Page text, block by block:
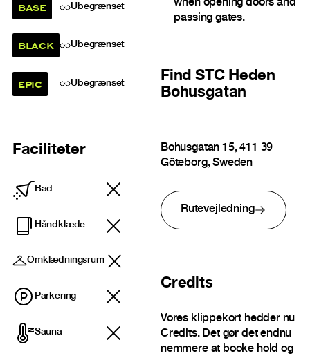
BASE Ubegrænset
BLACK Ubegrænset
EPIC Ubegrænset
Faciliteter
Bad
Håndklæde
Omklædningsrum
Parkering
Sauna
when opening doors and
passing gates.
FindSTC Heden
Bohusgatan
Bohusgatan 15, 411 39
Göteborg, Sweden
Rutevejledning
Credits
Vores klippekort hedder nu
Credits. Det gør det endnu
nemmere at booke hold og